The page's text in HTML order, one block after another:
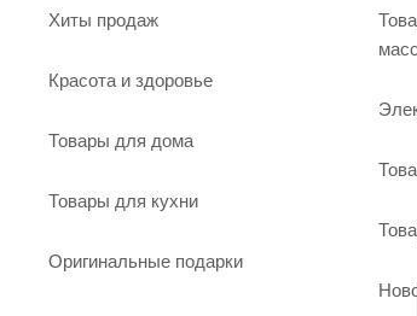
Хиты продаж
Красота и здоровье
Товары для дома
Товары для кухни
Оригинальные подарки